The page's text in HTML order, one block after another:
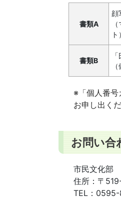
書類A
顔
書類B
※「個人番
お申し出くだ
お問い合
市民文化部
住所： 〒
TEL：